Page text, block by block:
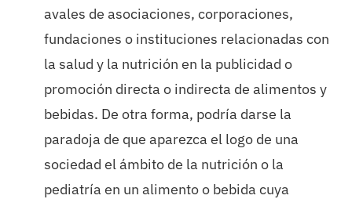
avales de asociaciones, corporaciones,
fundaciones o instituciones relacionadas con
la salud y la nutrición en la publicidad o
promoción directa o indirecta de alimentos y
bebidas. De otra forma, podría darse la
paradoja de que aparezca el logo de una
sociedad el ámbito de la nutrición o la
pediatría en un alimento o bebida cuya